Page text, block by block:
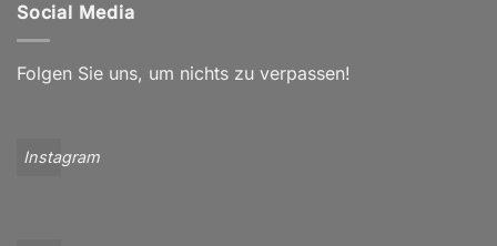
Social Media
Folgen Sie uns, um nichts zu verpassen!
Instagram